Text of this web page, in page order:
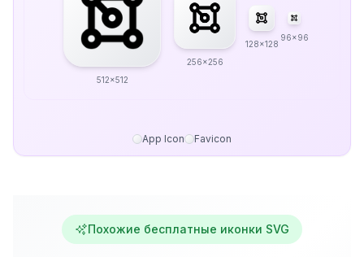
512x512
256x256
128x128
96x96
App Icon Favicon
Похожие бесплатные иконки SVG